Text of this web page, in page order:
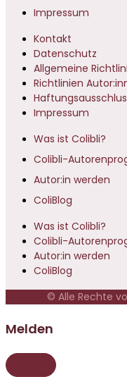
Impressum
Kontakt
Datenschutz
Allgemeine
Richtlinien
Impressum
Was ist Colibli?
Colibli-
Autor:in werden
ColiBlog
Was ist Colibli?
Colibli-
Autor:in werden
ColiBlog
© Alle Rechte
Melden